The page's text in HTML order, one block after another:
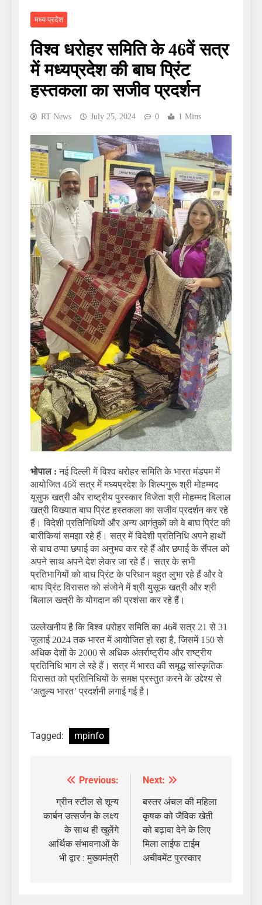
मध्य प्रदेश
विश्व धरोहर समिति के 46वें सत्र
में मध्यप्रदेश की बाघ प्रिंट
हस्तकला का सजीव प्रदर्शन
RT News July 25, 2024 0 1 Mins
भोपाल :नई दिल्ली में विश्व धरोहर समिति के भारत मंडपम में
आयोजित 46वें सत्र में मध्यप्रदेश के शिल्पगुरू श्री मोहम्मद
यूसुफ खत्री और राष्ट्रीय पुरस्कार विजेता श्री मोहम्मद बिलाल
खत्री विख्यात बाघ प्रिंट हस्तकला का सजीव प्रदर्शन कर रहे
हैं। विदेशी प्रतिनिधियों और अन्य आगंतुकों को वे बाघ प्रिंट की
बारीकियां समझा रहे हैं। सत्र में विदेशी प्रतिनिधि अपने हाथों
से बाघ ठप्पा छपाई का अनुभव कर रहे हैं और छपाई के सैंपल को
अपने साथ अपने देश लेकर जा रहे हैं। सत्र के सभी
प्रतिभागियों को बाघ प्रिंट के परिधान बहुत लुभा रहे हैं और वे
बाघ प्रिंट विरासत को संजोने में श्री युसूफ खत्री और श्री
बिलाल खत्री के योगदान की प्रशंसा कर रहे हैं।
उल्लेखनीय है कि विश्व धरोहर समिति का 46वें सत्र 21 से 31
जुलाई 2024 तक भारत में आयोजित हो रहा है, जिसमें 150 से
अधिक देशों के 2000 से अधिक अंतर्राष्ट्रीय और राष्ट्रीय
प्रतिनिधि भाग ले रहे हैं। सत्र में भारत की समृद्ध सांस्कृतिक
विरासत को प्रतिनिधियों के समक्ष प्रस्तुत करने के उद्देश्य से
‘अतुल्य भारत’ प्रदर्शनी लगाई गई है।
Tagged: mpinfo
Post
navigation
Previous:
ग्रीन स्टील से शून्य
कार्बन उत्सर्जन के लक्ष्य
के साथ ही खुलेंगे
आर्थिक संभावनाओं के
भी द्वार : मुख्यमंत्री
Next:
बस्तर अंचल की महिला
कृषक को जैविक खेती
को बढ़ावा देने के लिए
मिला लाईफ टाईम
अचीवमेंट पुरस्कार